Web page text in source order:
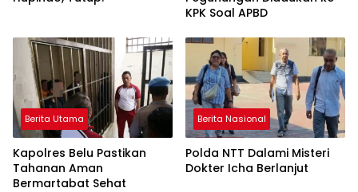
KPK Soal APBD
Berita Utama
Kapolres Belu Pastikan
Tahanan Aman
Bermartabat Sehat
Berita Nasional
Polda NTT Dalami Misteri
Dokter Icha Berlanjut